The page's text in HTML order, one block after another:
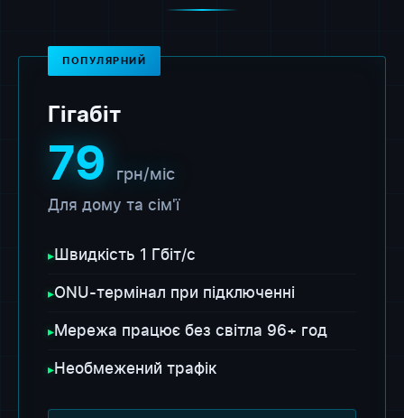
ПОПУЛЯРНИЙ
Гігабіт
79 грн/міс
Для дому та сім'ї
▸Швидкість 1 Гбіт/с
▸ONU-термінал при підключенні
▸Мережа працює без світла 96+ год
▸Необмежений трафік